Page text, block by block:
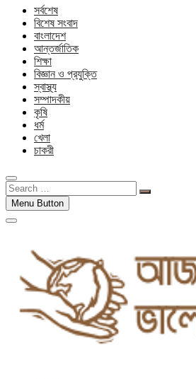
সর্বশেষ
বিশেষ সংবাদ
বাংলাদেশ
আন্তর্জাতিক
শিক্ষা
বিজ্ঞান ও প্রযুক্তি
স্বাস্থ্য
সম্পাদকীয়
কৃষি
ধর্ম
খেলা
চাকরী
Search
…Menu Button